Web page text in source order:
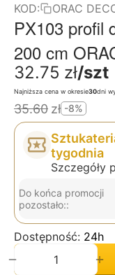
KOD: ORAC
PX103 profil
200 cm
32.75 zł/szt
Najniższa cena w okresie30dni
35.60 zł -8%
tygodnia
Szczegóły
Do końca promocji
pozostało::
Dostępność: 24h
+
−